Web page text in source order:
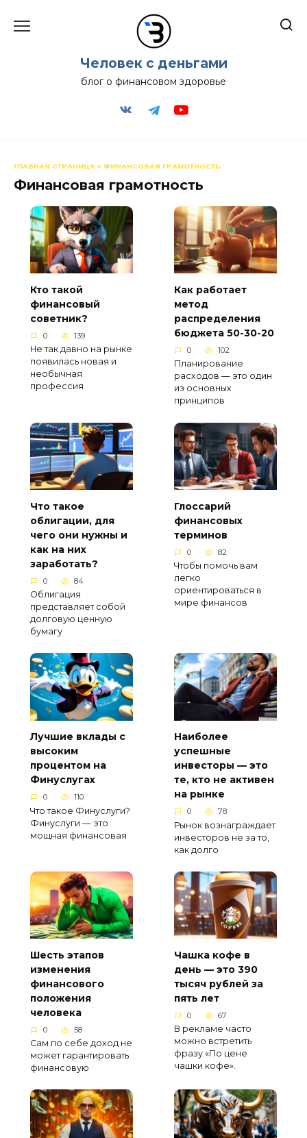
содержанию
Человек с деньгами
блог о финансовом здоровье
ГЛАВНАЯ СТРАНИЦА » ФИНАНСОВАЯ ГРАМОТНОСТЬ
Финансовая грамотность
Кто такой
финансовый
советник?
0 139
Не так давно на рынке
появилась новая и
необычная
профессия
Как работает
метод
распределения
бюджета 50-30-20
0 102
Планирование
расходов — это один
из основных
принципов
Что такое
облигации, для
чего они нужны и
как на них
заработать?
0 84
Облигация
представляет собой
долговую ценную
бумагу
Глоссарий
финансовых
терминов
0 82
Чтобы помочь вам
легко
ориентироваться в
мире финансов
Лучшие вклады с
высоким
процентом на
Финуслугах
0 110
Что такое Финуслуги?
Финуслуги — это
мощная финансовая
Наиболее
успешные
инвесторы — это
те, кто не активен
на рынке
0 78
Рынок вознаграждает
инвесторов не за то,
как долго
Шесть этапов
изменения
финансового
положения
человека
0 58
Сам по себе доход не
может гарантировать
финансовую
Чашка кофе в
день — это 390
тысяч рублей за
пять лет
0 67
В рекламе часто
можно встретить
фразу «По цене
чашки кофе».